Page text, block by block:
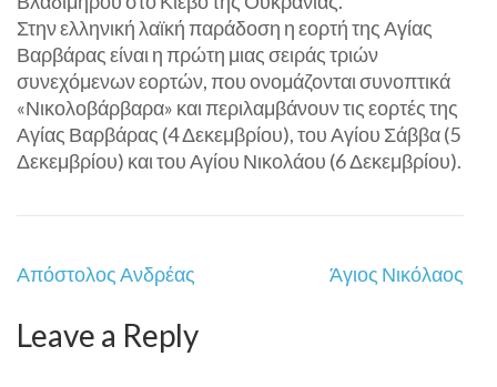
Στην ελληνική λαϊκή παράδοση η εορτή της Αγίας
Βαρβάρας είναι η πρώτη μιας σειράς τριών
συνεχόμενων εορτών, που ονομάζονται συνοπτικά
«Νικολοβάρβαρα» και περιλαμβάνουν τις εορτές της
Αγίας Βαρβάρας (4 Δεκεμβρίου), του Αγίου Σάββα (5
Δεκεμβρίου) και του Αγίου Νικολάου (6 Δεκεμβρίου).
Post
navigation
Απόστολος Ανδρέας Άγιος Νικόλαος
Leave a Reply